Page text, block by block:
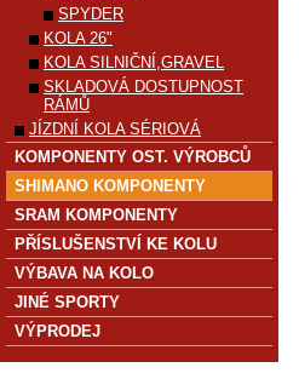
SPYDER
KOLA 26"
KOLA SILNIČNÍ,GRAVEL
SKLADOVÁ DOSTUPNOST
RÁMŮ
JÍZDNÍ KOLA SÉRIOVÁ
KOMPONENTY OST. VÝROBCŮ
SHIMANO KOMPONENTY
SRAM KOMPONENTY
PŘÍSLUŠENSTVÍ KE KOLU
VÝBAVA NA KOLO
JINÉ SPORTY
VÝPRODEJ